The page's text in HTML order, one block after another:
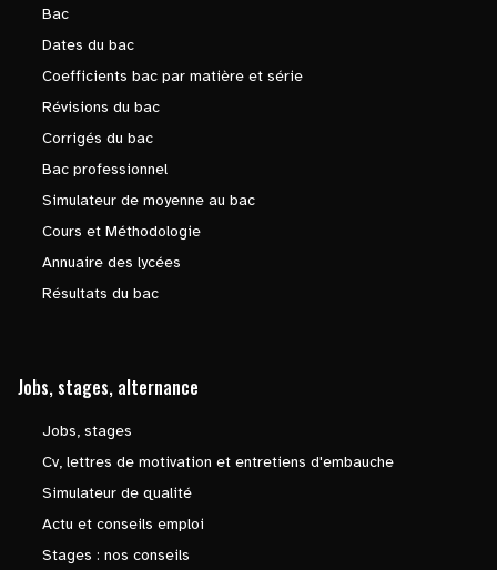
Bac
Dates du bac
Coefficients bac par matière et série
Révisions du bac
Corrigés du bac
Bac professionnel
Simulateur de moyenne au bac
Cours et Méthodologie
Annuaire des lycées
Résultats du bac
Jobs, stages, alternance
Jobs, stages
Cv, lettres de motivation et entretiens d'embauche
Simulateur de qualité
Actu et conseils emploi
Stages : nos conseils